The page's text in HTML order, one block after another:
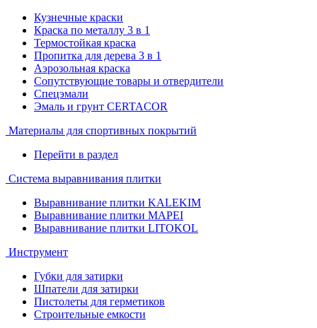
Кузнечные краски
Краска по металлу 3 в 1
Термостойкая краска
Пропитка для дерева 3 в 1
Аэрозольная краска
Сопутствующие товары и отвердители
Спецэмали
Эмаль и грунт CERTACOR
Материалы для спортивных покрытий
Перейти в раздел
Система выравнивания плитки
Выравнивание плитки KALEKIM
Выравнивание плитки MAPEI
Выравнивание плитки LITOKOL
Инструмент
Губки для затирки
Шпатели для затирки
Пистолеты для герметиков
Строительные емкости